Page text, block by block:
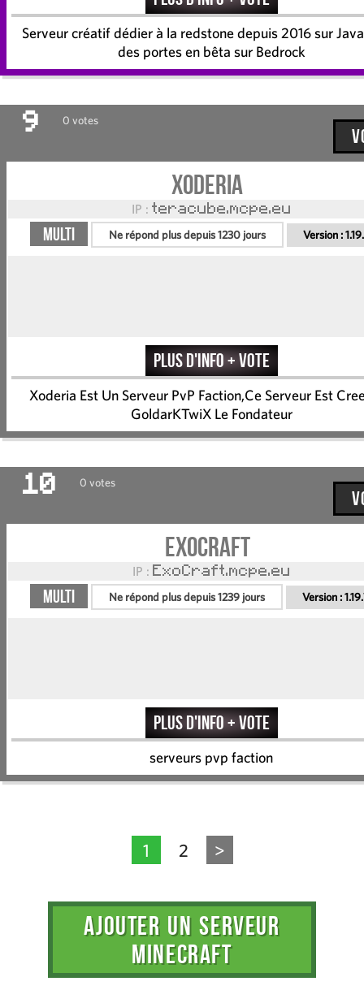
Serveur créatif dédier à la redstone depuis 2016 sur
des portes en bêta sur Bedrock
9 0 votes
Xoderia
IP : teracube.mcpe.eu
Multi Ne répond plus depuis 1230 jours Version :
Plus d'info + vote
Xoderia Est Un Serveur PvP Faction,Ce Serveur Est
GoldarKTwiX Le Fondateur
10 0 votes
ExoCraft
IP : ExoCraft.mcpe.eu
Multi Ne répond plus depuis 1239 jours Version :
Plus d'info + vote
serveurs pvp faction
1 2 >
AJOUTER UN SERVEUR
MINECRAFT